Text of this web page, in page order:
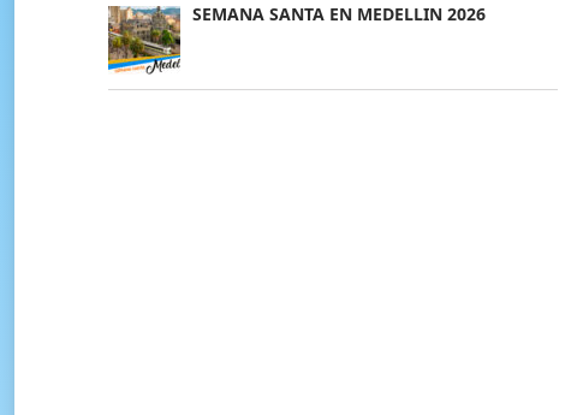
SEMANA SANTA EN MEDELLIN 2026